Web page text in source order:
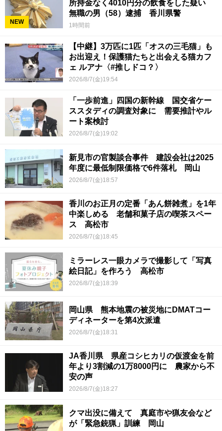
NEW
所持金なく4010円分の飲食をした疑い
無職の男（58）逮捕 香川県警
1時間前
【中継】3万匹に1匹「オスの三毛猫」も
お出迎え！保護猫たちと出会える猫カフ
ェ ルアナ〈#推しドコ？〉
2026/8/7(金)19:54
「一歩前進」四国の新幹線 国交省ケー
ススタディの調査対象に 需要推計やル
ート案検討
2026/8/7(金)19:02
新見市の官製談合事件 建設会社は2025
年度に最低制限価格で6件落札 岡山
2026/8/7(金)18:57
香川のお正月の定番「あん餅雑煮」を1年
中楽しめる 老舗和菓子店の喫茶スペー
ス 高松市
2026/8/7(金)18:45
ミラーレス一眼カメラで撮影して「写真
絵日記」を作ろう 高松市
2026/8/7(金)18:39
岡山県 熊本地震の被災地にDMATコー
ディネーターを第4次派遣
2026/8/7(金)18:31
JA香川県 県産コシヒカリの仮渡金を前
年より3割減の1万8000円に 農家から不
安の声
2026/8/7(金)18:27
クマ出没に備えて 真庭市や猟友会など
が「緊急銃猟」訓練 岡山